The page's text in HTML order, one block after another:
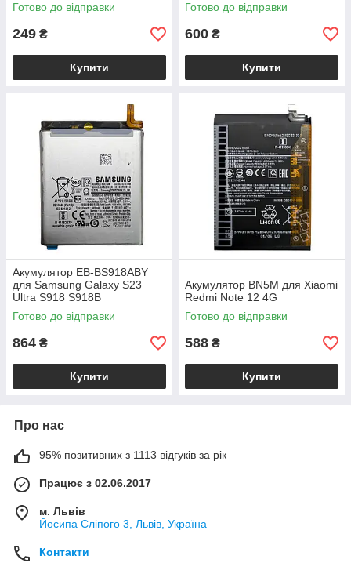
Готово до відправки
249 ₴
Купити
Готово до відправки
600 ₴
Купити
Акумулятор EB-BS918ABY
для Samsung Galaxy S23
Ultra S918 S918B
Готово до відправки
864 ₴
Купити
Акумулятор BN5M для Xiaomi
Redmi Note 12 4G
Готово до відправки
588 ₴
Купити
Про нас
95% позитивних з 1113 відгуків за рік
Працює з 02.06.2017
м. Львів
Йосипа Сліпого 3, Львів, Україна
Контакти